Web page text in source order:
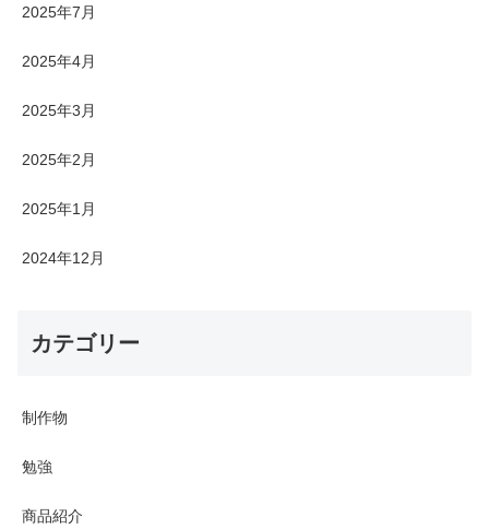
2025年7月
2025年4月
2025年3月
2025年2月
2025年1月
2024年12月
カテゴリー
制作物
勉強
商品紹介